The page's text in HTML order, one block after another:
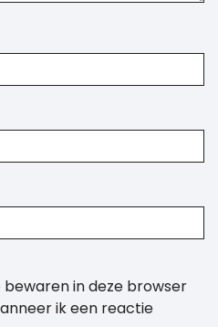
in deze browser
ik een reactie